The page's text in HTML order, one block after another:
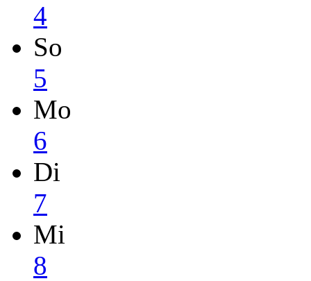
4
So
5
Mo
6
Di
7
Mi
8